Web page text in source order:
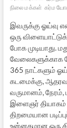
நிலை மக்கள் கர்ம
இவருக்கு ஓய்வு
ஒரு
போக முடியாது.
வேலைகளுக்காக
365 நாட்களும்
கடமைக்கு,
வருமானம், நேரம்,
இளைஞர் தியாகம்
திறமையான
உன்னதமான ஒரு